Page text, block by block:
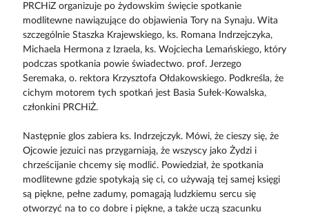
PRCHiZ organizuje po żydowskim święcie spotkanie
modlitewne nawiązujące do objawienia Tory na Synaju. Wita
szczególnie Staszka Krajewskiego, ks. Romana Indrzejczyka,
Michaela Hermona z Izraela, ks. Wojciecha Lemańskiego, który
podczas spotkania powie świadectwo. prof. Jerzego
Seremaka, o. rektora Krzysztofa Ołdakowskiego. Podkreśla, że
cichym motorem tych spotkań jest Basia Sułek-Kowalska,
członkini PRCHiŻ.
Następnie glos zabiera ks. Indrzejczyk. Mówi, że cieszy się, że
Ojcowie jezuici nas przygarniają, że wszyscy jako Żydzi i
chrześcijanie chcemy się modlić. Powiedział, że spotkania
modlitewne gdzie spotykają się ci, co używają tej samej księgi
są piękne, pełne zadumy, pomagają ludzkiemu sercu się
otworzyć na to co dobre i piękne, a także uczą szacunku